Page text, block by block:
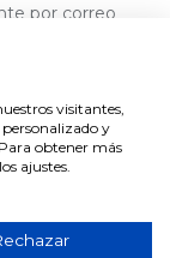
por correo
reservados
visitantes,
y
obtener más
ajustes.